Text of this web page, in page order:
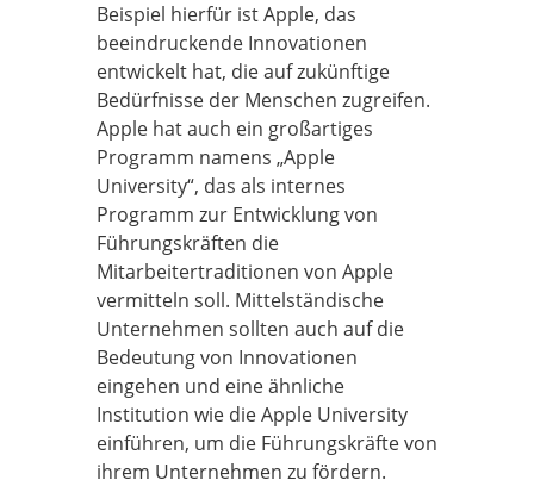
Beispiel hierfür ist Apple, das
beeindruckende Innovationen
entwickelt hat, die auf zukünftige
Bedürfnisse der Menschen zugreifen.
Apple hat auch ein großartiges
Programm namens „Apple
University“, das als internes
Programm zur Entwicklung von
Führungskräften die
Mitarbeitertraditionen von Apple
vermitteln soll. Mittelständische
Unternehmen sollten auch auf die
Bedeutung von Innovationen
eingehen und eine ähnliche
Institution wie die Apple University
einführen, um die Führungskräfte von
ihrem Unternehmen zu fördern.